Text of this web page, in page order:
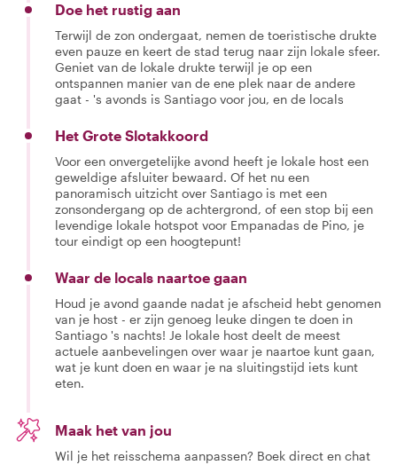
Doe het rustig aan
Terwijl de zon ondergaat, nemen de toeristische drukte
even pauze en keert de stad terug naar zijn lokale sfeer.
Geniet van de lokale drukte terwijl je op een
ontspannen manier van de ene plek naar de andere
gaat - 's avonds is Santiago voor jou, en de locals
Het Grote Slotakkoord
Voor een onvergetelijke avond heeft je lokale host een
geweldige afsluiter bewaard. Of het nu een
panoramisch uitzicht over Santiago is met een
zonsondergang op de achtergrond, of een stop bij een
levendige lokale hotspot voor Empanadas de Pino, je
tour eindigt op een hoogtepunt!
Waar de locals naartoe gaan
Houd je avond gaande nadat je afscheid hebt genomen
van je host - er zijn genoeg leuke dingen te doen in
Santiago 's nachts! Je lokale host deelt de meest
actuele aanbevelingen over waar je naartoe kunt gaan,
wat je kunt doen en waar je na sluitingstijd iets kunt
eten.
Maak het van jou
Wil je het reisschema aanpassen? Boek direct en chat